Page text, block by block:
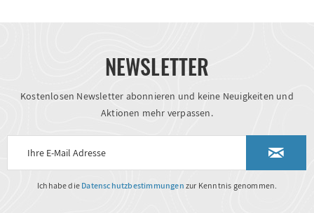
NEWSLETTER
Kostenlosen Newsletter abonnieren und keine Neuigkeiten und
Aktionen mehr verpassen.
Ich habe die Datenschutzbestimmungen zur Kenntnis genommen.